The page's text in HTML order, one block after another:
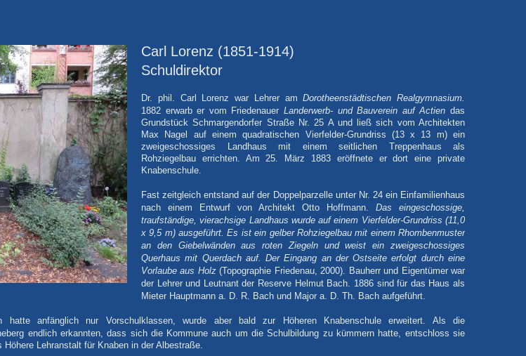
Carl Lorenz (1851-1914)
Schuldirektor
Dr. phil. Carl Lorenz war Lehrer amDorotheenstädtischen Realgymnasium.
1882 erwarb er vom FriedenauerLanderwerb- und Bauverein auf Actien das
Grundstück Schmargendorfer Straße Nr. 25 A und ließ sich vom Architekten
Max Nagel auf einem quadratischen Vierfelder-Grundriss (13 x 13 m) ein
zweigeschossiges Landhaus mit einem seitlichen Treppenhaus als
Rohziegelbau errichten. Am 25. März 1883 eröffnete er dort eine private
Knabenschule.
Fast zeitgleich entstand auf der Doppelparzelle unter Nr. 24 ein Einfamilienhaus
nach einem Entwurf von Architekt Otto Hoffmann. Das eingeschossige,
traufständige, vierachsige Landhaus wurde auf einem Vierfelder-Grundriss (11,0
x 9,5 m) ausgeführt. Es ist ein gelber Rohziegelbau mit einem Rhombenmuster
an den Giebelwänden aus roten Ziegeln und weist ein zweigeschossiges
Querhaus mit Querdach auf. Der Eingang an der Ostseite erfolgt durch eine
Vorlaube aus Holz(Topographie Friedenau, 2000). Bauherr und Eigentümer war
der Lehrer und Leutnant der Reserve Helmut Bach. 1886 sind für das Haus als
Mieter Hauptmann a. D. R. Bach und Major a. D. Th. Bach aufgeführt.
hatte anfänglich nur Vorschulklassen, wurde aber bald zur Höheren Knabenschule erweitert. Als die
endlich erkannten, dass sich die Kommune auch um die Schulbildung zu kümmern hatte, entschloss sie
Lehranstalt für Knaben in der Albestraße.